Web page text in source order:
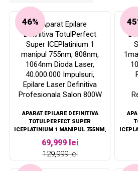
46%
APARAT EPILARE DEFINITIVA
TOTULPERFECT SUPER
ICEPLATINIUM 1 MANIPUL 755NM,
808NM, 1064NM DIODA LASER,
40.000.000 IMPULSURI, EPILARE
LASER DEFINITIVA PROFESIONALA
69,999 lei
129,999 lei